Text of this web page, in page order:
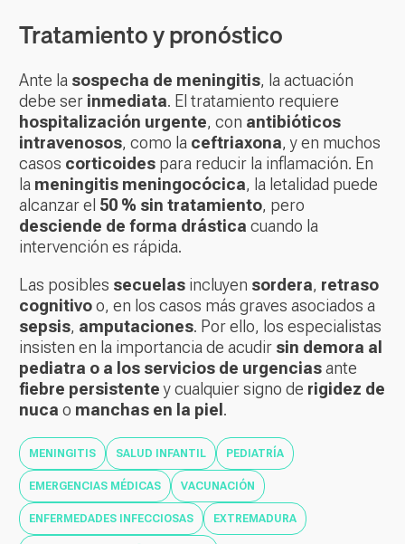
Tratamiento y pronóstico
Ante la sospecha de meningitis, la actuación
debe ser inmediata. El tratamiento requiere
hospitalización urgente, con antibióticos
intravenosos, como la ceftriaxona, y en muchos
casos corticoides para reducir la inflamación. En
la meningitis meningocócica, la letalidad puede
alcanzar el 50 % sin tratamiento, pero
desciende de forma drástica cuando la
intervención es rápida.
Las posibles secuelas incluyen sordera, retraso
cognitivoo, en los casos más graves asociados a
sepsis, amputaciones. Por ello, los especialistas
insisten en la importancia de acudir sin demora al
pediatra o a los servicios de urgenciasante
fiebre persistentey cualquier signo de rigidez de
nuca o manchas en la piel .
MENINGITIS SALUD INFANTIL PEDIATRÍA
EMERGENCIAS MÉDICAS VACUNACIÓN
ENFERMEDADES INFECCIOSAS EXTREMADURA